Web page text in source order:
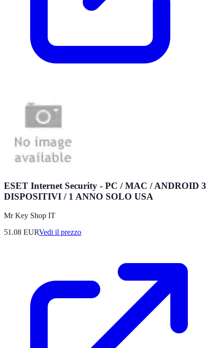
ESET Internet Security - PC / MAC / ANDROID 3
DISPOSITIVI / 1 ANNO SOLO USA
Mr Key Shop IT
51.08 EURVedi il prezzo